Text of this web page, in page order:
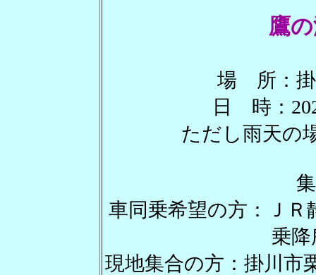
鷹
場 所：掛
日 時：
ただし雨天の場
車同乗希望の方：Ｊ
乗
現地集合の方：掛川